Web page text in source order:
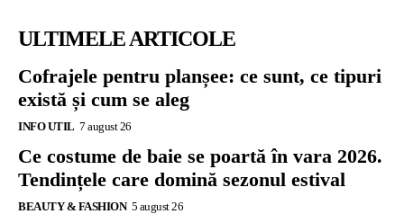
ULTIMELE ARTICOLE
Cofrajele pentru planșee: ce sunt, ce tipuri
există și cum se aleg
INFO UTIL 7 august 26
Ce costume de baie se poartă în vara 2026.
Tendințele care domină sezonul estival
BEAUTY & FASHION 5 august 26